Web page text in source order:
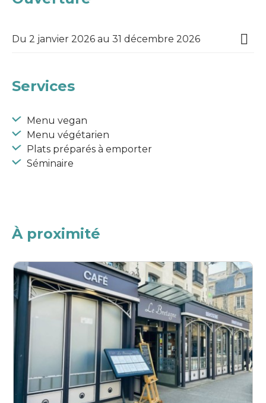
Du 2 janvier 2026 au 31 décembre 2026
Services
Menu vegan
Menu végétarien
Plats préparés à emporter
Séminaire
À proximité